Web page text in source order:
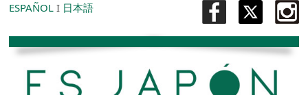
ESPAÑOL I 日本語